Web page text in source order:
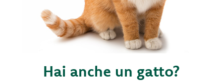
Hai anche un gatto?